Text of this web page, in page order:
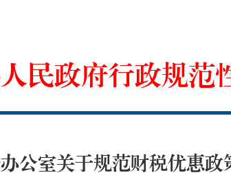
民政府行政规范
公室关于规范财税优惠政